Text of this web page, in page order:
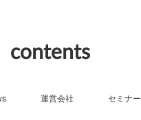
contents
運営会社 セミナー